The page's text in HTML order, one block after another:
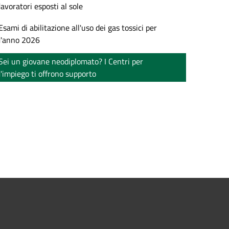
esposti al sole
di abilitazione all'uso dei gas tossici per
2026
un giovane neodiplomato? I Centri per
ti offrono supporto